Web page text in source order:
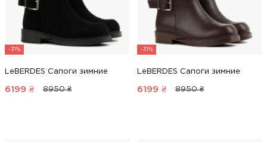
-31%
LeBERDES Сапоги зимние
6199 ₴ 8950 ₴
-31%
LeBERDES Сапоги зимние
6199 ₴ 8950 ₴